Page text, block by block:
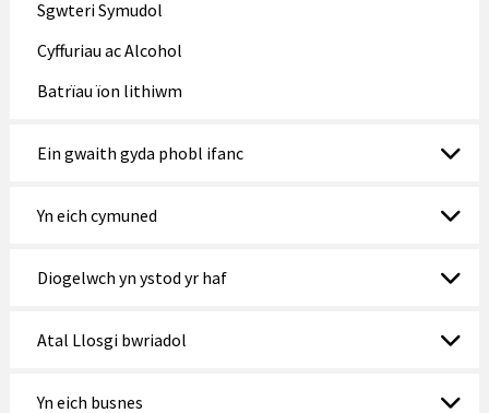
Sgwteri Symudol
Cyffuriau ac Alcohol
Batrïau ïon lithiwm
Ein gwaith gyda phobl ifanc
Yn eich cymuned
Diogelwch yn ystod yr haf
Atal Llosgi bwriadol
Yn eich busnes